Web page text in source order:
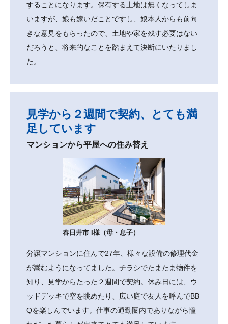
することになります。保有する土地は無くなってしま
いますが、娘も嫁いだことですし、娘本人からも前向
きな意見をもらったので、土地や家を残す必要はない
だろうと、将来的なことを踏まえて決断にいたりまし
た。
見学から２週間で契約、とても満
足しています
マンションから平屋への住み替え
分譲マンションに住んで27年、様々な設備の修理代金
が嵩むようになってました。チラシでたまたま物件を
知り、見学からたった２週間で契約。休み日には、ウ
ッドデッキで空を眺めたり、広い庭で友人を呼んでBB
Qを楽しんでいます。仕事の通勤圏内でありながら憧
春日井市 I様（母・息子）